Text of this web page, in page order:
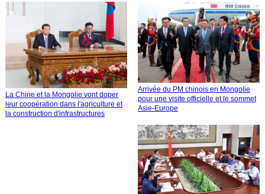
La Chine et la Mongolie vont doper
leur coopération dans l'agriculture et
la construction d'infrastructures
Arrivée du PM chinois en Mongolie
pour une visite officielle et le sommet
Asie-Europe